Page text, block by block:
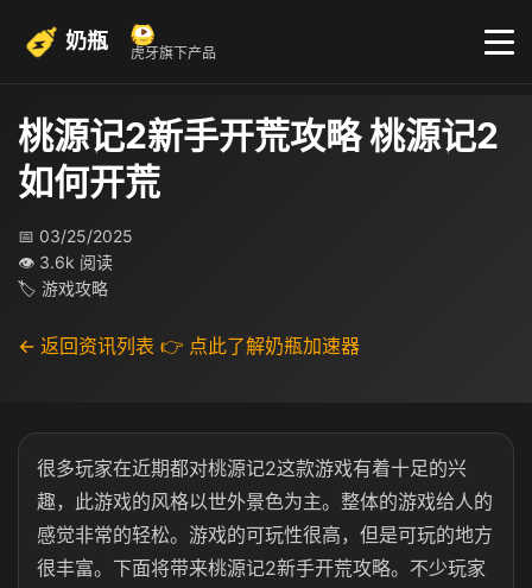
奶瓶 虎牙旗下产品
桃源记2新手开荒攻略 桃源记2
如何开荒
📅 03/25/2025
👁 3.6k 阅读
🏷 游戏攻略
← 返回资讯列表 👉 点此了解奶瓶加速器
很多玩家在近期都对桃源记2这款游戏有着十足的兴
趣，此游戏的风格以世外景色为主。整体的游戏给人的
感觉非常的轻松。游戏的可玩性很高，但是可玩的地方
很丰富。下面将带来桃源记2新手开荒攻略。不少玩家